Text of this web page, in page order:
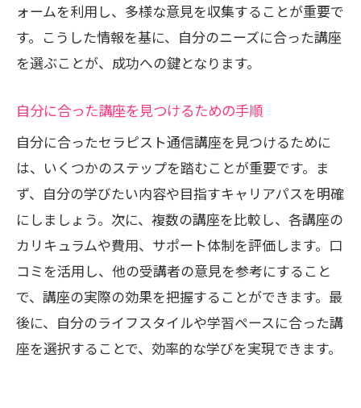
ォームを利用し、多様な意見を収集することが重要で
す。こうした情報を基に、自分のニーズに合った講座
を選ぶことが、成功への鍵となります。
自分に合った講座を見つけるための手順
自分に合ったセラピスト通信講座を見つけるために
は、いくつかのステップを踏むことが重要です。ま
ず、自分の学びたい内容や目指すキャリアパスを明確
にしましょう。次に、複数の講座を比較し、各講座の
カリキュラムや費用、サポート体制を評価します。口
コミを活用し、他の受講者の意見を参考にすること
で、講座の実際の効果を把握することができます。最
後に、自分のライフスタイルや学習ペースに合った講
座を選択することで、効率的な学びを実現できます。